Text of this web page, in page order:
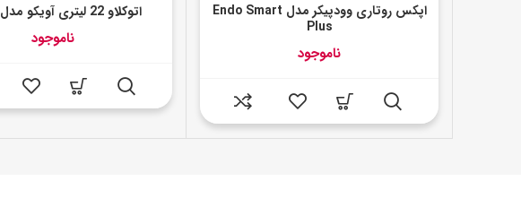
اپکس روتاری وودپیکر مدل Endo Smart
Plus
ناموجود
اتوکلاو 22 لیتری آویکو مدل Cubic
ناموجود